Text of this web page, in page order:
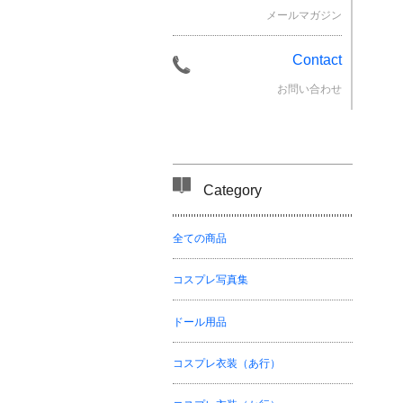
メールマガジン
Contact
お問い合わせ
Category
全ての商品
コスプレ写真集
ドール用品
コスプレ衣装（あ行）